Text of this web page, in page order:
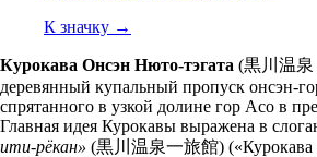
К значку →
Курокава Онсэн Нюто-тэгата (黒川温
деревянный купальный пропуск онсэн-
спрятанного в узкой долине гор Асо в
Главная идея Курокавы выражена в
ити-рёкан» (黒川温泉一旅館) («Курокава